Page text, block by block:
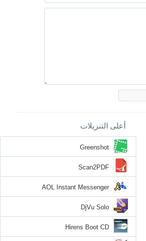
أعلى التنزيلات
Greenshot
Scan2PDF
AOL Instant Messenger
DjVu Solo
Hirens Boot CD